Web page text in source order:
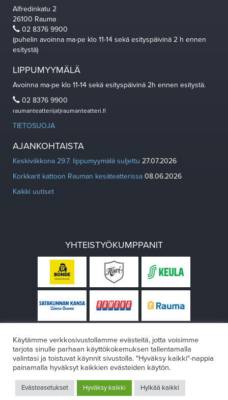
Alfredinkatu 2
26100 Rauma
02 8376 9900
(puhelin avoinna ma-pe klo 11-14 sekä esityspäivinä 2 h ennen
esitystä)
LIPPUMYYMÄLÄ
Avoinna ma-pe klo 11-14 sekä esityspäivinä 2h ennen esitystä.
02 8376 9900
raumanteatteri(at)raumanteatteri.fi
TIETOSUOJA
AJANKOHTAISTA
Keskiviikkona 29.7. lippumyymälä suljettu 27.07.2026
Korkkarit kattoon Rauman kesäteatterissa 08.06.2026
Kaikki uutiset
YHTEISTYÖKUMPPANIT
Design:VÄRIKÄS
Käytämme verkkosivustollamme evästeitä, jotta voisimme
tarjota sinulle parhaan käyttökokemuksen tallentamalla
valintasi ja toistuvat käynnit sivustolla. "Hyväksy kaikki"-nappia
painamalla hyväksyt kaikkien evästeiden käytön.
Evästeasetukset Hyväksy kaikki Hylkää kaikki